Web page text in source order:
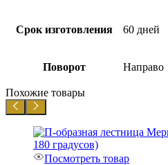
Срок изготовления 60 дней
Поворот Направо
Похожие товары
Посмотреть товар